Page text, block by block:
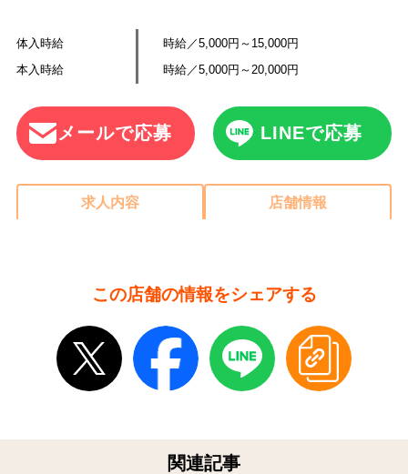
体入時給
時給／5,000円～15,000円
本入時給
時給／5,000円～20,000円
メールで応募 LINEで応募
求人内容 店舗情報
この店舗の情報をシェアする
関連記事